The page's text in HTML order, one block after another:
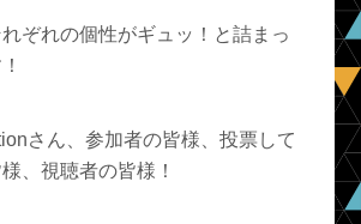
ぞれの個性がギュッ！と詰まっ
さん、参加者の皆様、投票して
、視聴者の皆様！